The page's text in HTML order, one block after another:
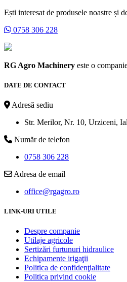
Ești interesat de produsele noastre și
0758 306 228
RG Agro Machinery este o
DATE DE CONTACT
Adresă sediu
Str. Merilor, Nr. 10, Urziceni,
Număr de telefon
0758 306 228
Adresa de email
office@rgagro.ro
LINK-URI UTILE
Despre companie
Utilaje agricole
Sertizări furtunuri hidraulice
Echipamente irigaţii
Politica de confidenţialitate
Politica privind cookie